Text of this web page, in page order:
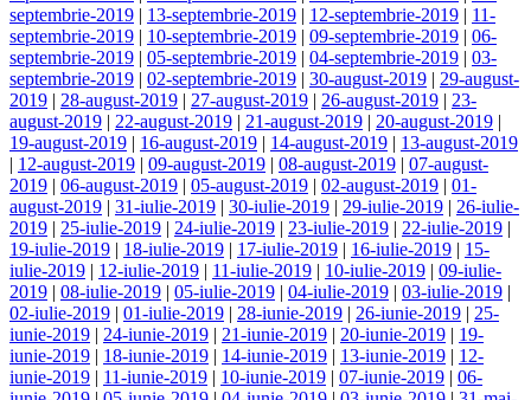
septembrie-2019 | 13-septembrie-2019 | 12-septembrie-2019 | 11-
septembrie-2019 | 10-septembrie-2019 | 09-septembrie-2019 | 06-
septembrie-2019 | 05-septembrie-2019 | 04-septembrie-2019 | 03-
septembrie-2019 | 02-septembrie-2019 | 30-august-2019 | 29-august-
2019 | 28-august-2019 | 27-august-2019 | 26-august-2019 | 23-
august-2019 | 22-august-2019 | 21-august-2019 | 20-august-2019 |
19-august-2019 | 16-august-2019 | 14-august-2019 | 13-august-2019
| 12-august-2019 | 09-august-2019 | 08-august-2019 | 07-august-
2019 | 06-august-2019 | 05-august-2019 | 02-august-2019 | 01-
august-2019 | 31-iulie-2019 | 30-iulie-2019 | 29-iulie-2019 | 26-iulie-
2019 | 25-iulie-2019 | 24-iulie-2019 | 23-iulie-2019 | 22-iulie-2019 |
19-iulie-2019 | 18-iulie-2019 | 17-iulie-2019 | 16-iulie-2019 | 15-
iulie-2019 | 12-iulie-2019 | 11-iulie-2019 | 10-iulie-2019 | 09-iulie-
2019 | 08-iulie-2019 | 05-iulie-2019 | 04-iulie-2019 | 03-iulie-2019 |
02-iulie-2019 | 01-iulie-2019 | 28-iunie-2019 | 26-iunie-2019 | 25-
iunie-2019 | 24-iunie-2019 | 21-iunie-2019 | 20-iunie-2019 | 19-
iunie-2019 | 18-iunie-2019 | 14-iunie-2019 | 13-iunie-2019 | 12-
iunie-2019 | 11-iunie-2019 | 10-iunie-2019 | 07-iunie-2019 | 06-